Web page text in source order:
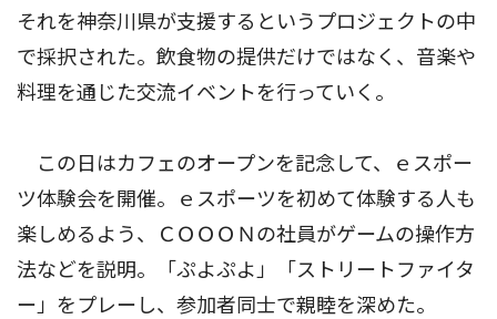
それを神奈川県が支援するというプロジェクトの中
で採択された。飲食物の提供だけではなく、音楽や
料理を通じた交流イベントを行っていく。
この日はカフェのオープンを記念して、ｅスポー
ツ体験会を開催。ｅスポーツを初めて体験する人も
楽しめるよう、ＣＯＯＯＮの社員がゲームの操作方
法などを説明。「ぷよぷよ」「ストリートファイタ
ー」をプレーし、参加者同士で親睦を深めた。